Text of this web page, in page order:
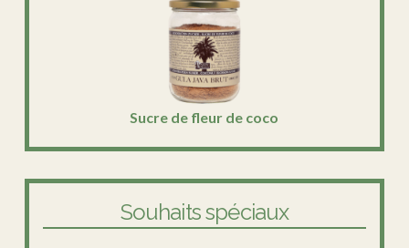
Sucre de fleur de coco
Souhaits spéciaux